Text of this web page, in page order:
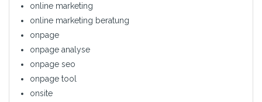
online marketing
online marketing beratung
onpage
onpage analyse
onpage seo
onpage tool
onsite